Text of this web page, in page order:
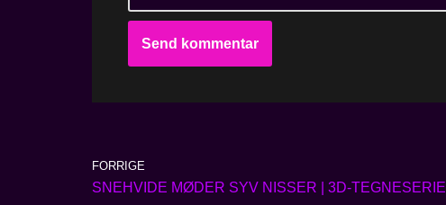
FORRIGE
SNEHVIDE MØDER SYV NISSER | 3D-TEGNESERIE